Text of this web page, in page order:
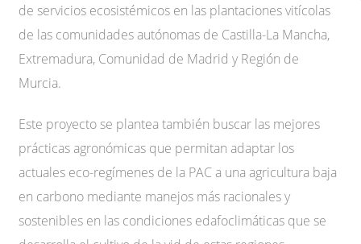
de servicios ecosistémicos en las plantaciones vitícolas
de las comunidades autónomas de Castilla-La Mancha,
Extremadura, Comunidad de Madrid y Región de
Murcia.
Este proyecto se plantea también buscar las mejores
prácticas agronómicas que permitan adaptar los
actuales eco-regímenes de la PAC a una agricultura baja
en carbono mediante manejos más racionales y
sostenibles en las condiciones edafoclimáticas que se